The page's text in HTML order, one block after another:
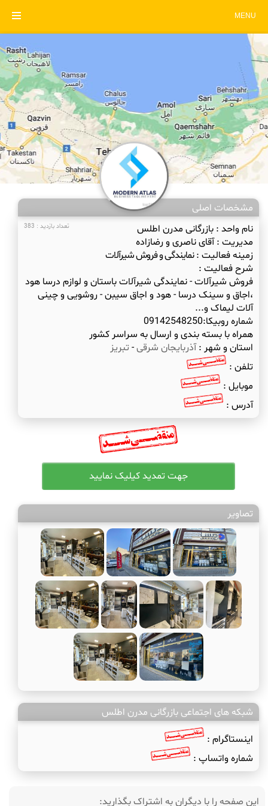
MENU
مشخصات اصلی
تعداد بازدید : 383 نام واحد :بازرگانی مدرن اطلس
مدیریت :آقای ناصری و رضازاده
زمینه فعالیت :نمایندگی و فروش شیرآلات
شرح فعالیت :
فروش شیرآلات - نمایندگی شیرآلات باستان و لوازم درسا هود
،اجاق و سینک درسا - هود و اجاق سیبن - روشویی و چینی
همراه با بسته بندی و ارسال به سراسر کشور
استان و شهر :آذربایجان شرقی- تبریز
تلفن :
موبایل :
آدرس :
تصاویر
شبکه های اجتماعی بازرگانی مدرن اطلس
اینستاگرام :
شماره واتساپ :
این صفحه را با دیگران به اشتراک بگذارید: